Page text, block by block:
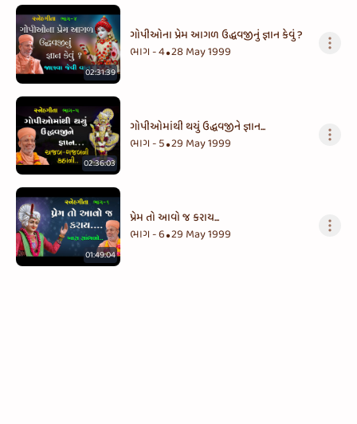
02:31:39
ગોપીઓના પ્રેમ આગળ ઉદ્ધવજીનું જ્ઞાન કેવું ?
ભાગ - 4•28 May 1999
02:36:03
ગોપીઓમાંથી થયું ઉદ્ધવજીને જ્ઞાન...
ભાગ - 5•29 May 1999
01:49:04
પ્રેમ તો આવો જ કરાય...
ભાગ - 6•29 May 1999